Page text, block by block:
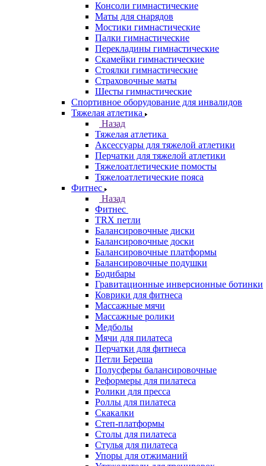
Консоли гимнастические
Маты для снарядов
Мостики гимнастические
Палки гимнастические
Перекладины гимнастические
Скамейки гимнастические
Стоялки гимнастические
Страховочные маты
Шесты гимнастические
Спортивное оборудование для инвалидов
Тяжелая атлетика
Назад
Тяжелая атлетика
Аксессуары для тяжелой атлетики
Перчатки для тяжелой атлетики
Тяжелоатлетические помосты
Тяжелоатлетические пояса
Фитнес
Назад
Фитнес
TRX петли
Балансировочные диски
Балансировочные доски
Балансировочные платформы
Балансировочные подушки
Бодибары
Гравитационные инверсионные ботинки
Коврики для фитнеса
Массажные мячи
Массажные ролики
Медболы
Мячи для пилатеса
Перчатки для фитнеса
Петли Береша
Полусферы балансировочные
Реформеры для пилатеса
Ролики для пресса
Роллы для пилатеса
Скакалки
Степ-платформы
Столы для пилатеса
Стулья для пилатеса
Упоры для отжиманий